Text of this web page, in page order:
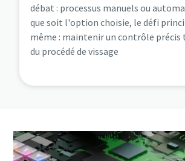
débat : processus manuels ou
que soit l'option choisie, le défi
même : maintenir un contrôle précis
du procédé de vissage